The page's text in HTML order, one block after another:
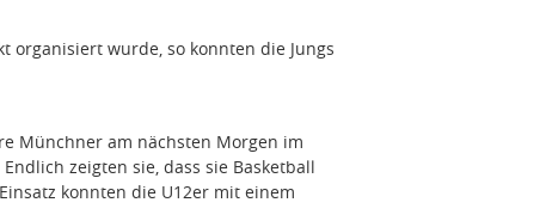
organisiert wurde, so konnten die Jungs
Münchner am nächsten Morgen im
zeigten sie, dass sie Basketball
konnten die U12er mit einem